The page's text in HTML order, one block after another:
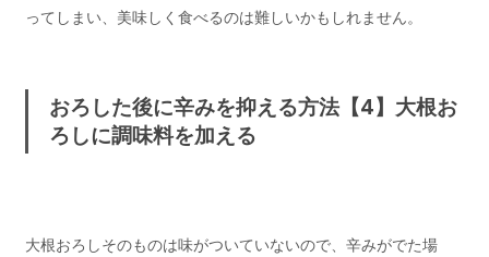
ってしまい、美味しく食べるのは難しいかもしれません。
おろした後に辛みを抑える方法【4】大根お
ろしに調味料を加える
大根おろしそのものは味がついていないので、辛みがでた場